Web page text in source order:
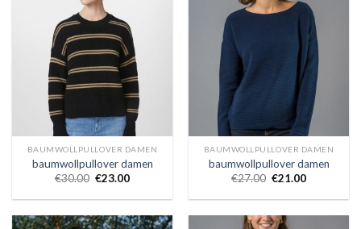
BAUMWOLLPULLOVER DAMEN
baumwollpullover damen
€30.00 €23.00
BAUMWOLLPULLOVER DAMEN
baumwollpullover damen
€27.00 €21.00